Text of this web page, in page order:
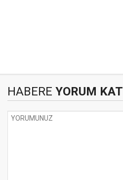
HABERE YORUM KAT